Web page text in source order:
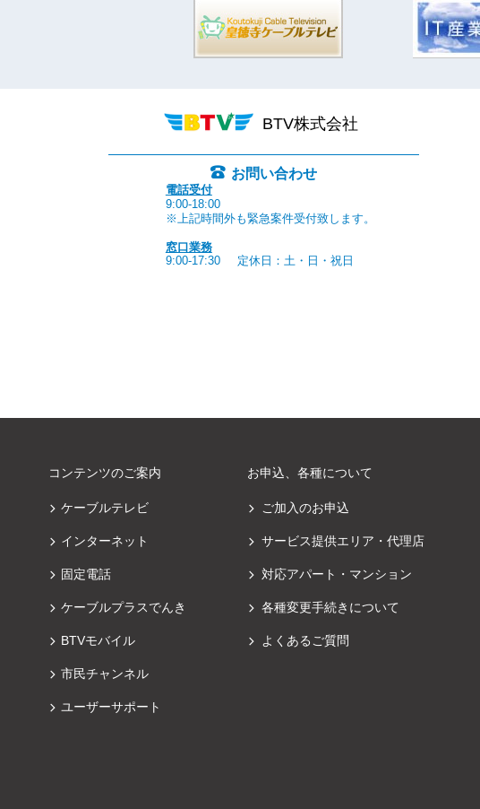
BTV株式会社
お問い合わせ
電話受付
9:00-18:00
※上記時間外も緊急案件受付致します。
窓口業務
9:00-17:30
定休日：土・日・祝日
コンテンツのご案内
ケーブルテレビ
インターネット
固定電話
ケーブルプラスでんき
BTVモバイル
市民チャンネル
ユーザーサポート
お申込、各種について
ご加入のお申込
サービス提供エリア・代理店
対応アパート・マンション
各種変更手続きについて
よくあるご質問